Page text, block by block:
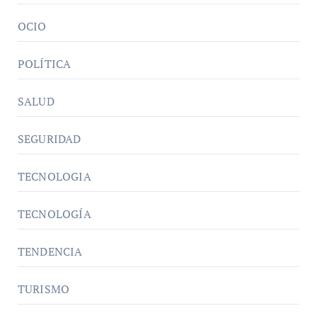
OCIO
POLÍTICA
SALUD
SEGURIDAD
TECNOLOGIA
TECNOLOGÍA
TENDENCIA
TURISMO